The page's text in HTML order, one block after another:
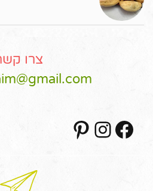
צרו
Facebook
Instagram